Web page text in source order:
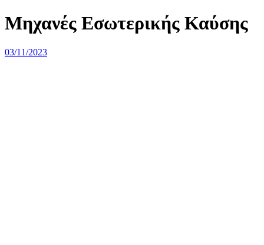
Μηχανές Εσωτερικής Καύσης
Δημοσιεύτηκε
03/11/2023